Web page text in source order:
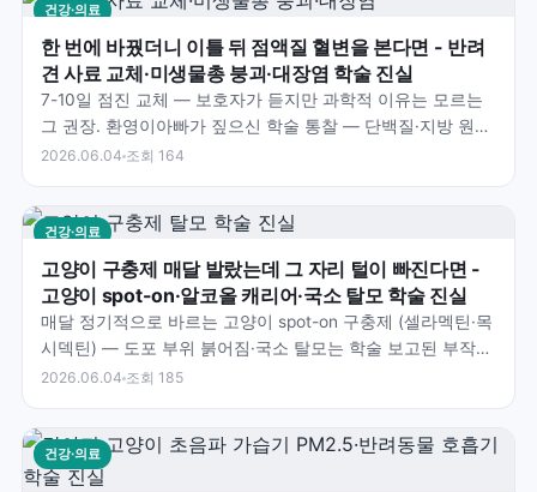
건강·의료
한 번에 바꿨더니 이틀 뒤 점액질 혈변을 본다면 - 반려
견 사료 교체·미생물총 붕괴·대장염 학술 진실
7-10일 점진 교체 — 보호자가 듣지만 과학적 이유는 모르는
그 권장. 환영이아빠가 짚으신 학술 통찰 — 단백질·지방 원료
변경·Fecalibacterium 등 유익균…
2026.06.04 조회 164
건강·의료
고양이 구충제 매달 발랐는데 그 자리 털이 빠진다면 -
고양이 spot-on·알코올 캐리어·국소 탈모 학술 진실
매달 정기적으로 바르는 고양이 spot-on 구충제 (셀라멕틴·목
시덱틴) — 도포 부위 붉어짐·국소 탈모는 학술 보고된 부작
용. 환영이아빠가 짚으신 학술 통찰 — 알코올…
2026.06.04 조회 185
건강·의료